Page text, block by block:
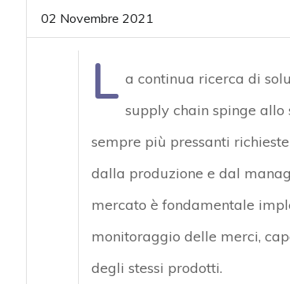
02 Novembre 2021
L a continua ricerca di
supply chain spinge
sempre più pressanti
dalla produzione e dal
mercato è fondamentale
monitoraggio delle merci,
degli stessi prodotti.